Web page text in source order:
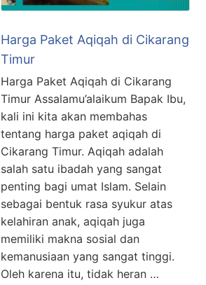
Harga Paket Aqiqah di Cikarang
Timur
Harga Paket Aqiqah di Cikarang
Timur Assalamu’alaikum Bapak Ibu,
kali ini kita akan membahas
tentang harga paket aqiqah di
Cikarang Timur. Aqiqah adalah
salah satu ibadah yang sangat
penting bagi umat Islam. Selain
sebagai bentuk rasa syukur atas
kelahiran anak, aqiqah juga
memiliki makna sosial dan
kemanusiaan yang sangat tinggi.
Oleh karena itu, tidak heran …